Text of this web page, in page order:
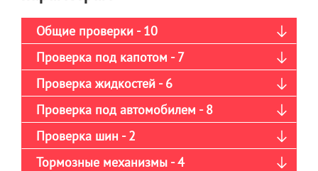
Общие проверки - 10
Проверка под капотом - 7
Проверка жидкостей - 6
Проверка под автомобилем - 8
Проверка шин - 2
Тормозные механизмы - 4